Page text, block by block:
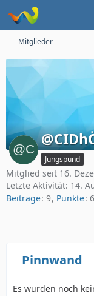
Mitglieder
Jungspund
Mitglied seit 16.
Letzte Aktivität: 14.
Beiträge 9 Punkte
Pinnwand
Es wurden noch